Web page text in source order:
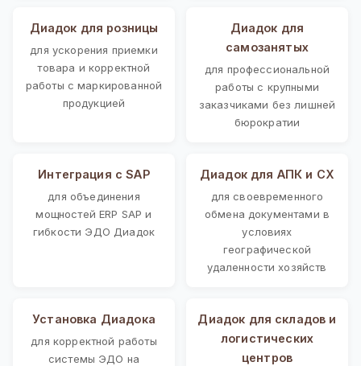
Диадок для розницы
для ускорения приемки
товара и корректной
работы с маркированной
продукцией
Диадок для
самозанятых
для профессиональной
работы с крупными
заказчиками без лишней
бюрократии
Интеграция с SAP
для объединения
мощностей ERP SAP и
гибкости ЭДО Диадок
Диадок для АПК и СХ
для своевременного
обмена документами в
условиях
географической
удаленности хозяйств
Установка Диадока
для корректной работы
системы ЭДО на
Диадок для складов и
логистических
центров